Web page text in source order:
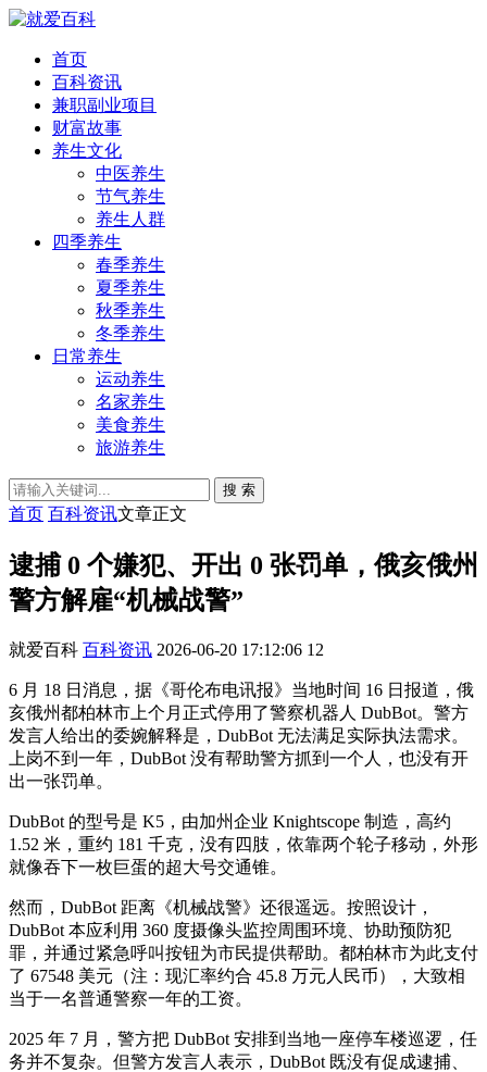
首页
百科资讯
兼职副业项目
财富故事
养生文化
中医养生
节气养生
养生人群
四季养生
春季养生
夏季养生
秋季养生
冬季养生
日常养生
运动养生
名家养生
美食养生
旅游养生
搜 索
首页 百科资讯文章正文
逮捕 0 个嫌犯、开出 0 张罚单，俄亥俄州
警方解雇“机械战警”
就爱百科 百科资讯 2026-06-20 17:12:06 12
6 月 18 日消息，据《哥伦布电讯报》当地时间 16 日报道，俄
亥俄州都柏林市上个月正式停用了警察机器人 DubBot。警方
发言人给出的委婉解释是，DubBot 无法满足实际执法需求。
上岗不到一年，DubBot 没有帮助警方抓到一个人，也没有开
出一张罚单。
DubBot 的型号是 K5，由加州企业 Knightscope 制造，高约
1.52 米，重约 181 千克，没有四肢，依靠两个轮子移动，外形
就像吞下一枚巨蛋的超大号交通锥。
然而，DubBot 距离《机械战警》还很遥远。按照设计，
DubBot 本应利用 360 度摄像头监控周围环境、协助预防犯
罪，并通过紧急呼叫按钮为市民提供帮助。都柏林市为此支付
了 67548 美元（注：现汇率约合 45.8 万元人民币），大致相
当于一名普通警察一年的工资。
2025 年 7 月，警方把 DubBot 安排到当地一座停车楼巡逻，任
务并不复杂。但警方发言人表示，DubBot 既没有促成逮捕、